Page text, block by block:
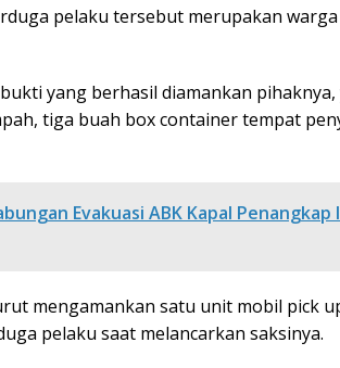
pelaku tersebut merupakan
yang berhasil diamankan
tiga buah box container tempat
Evakuasi ABK Kapal
mengamankan satu unit mobil pick
pelaku saat melancarkan saksinya.